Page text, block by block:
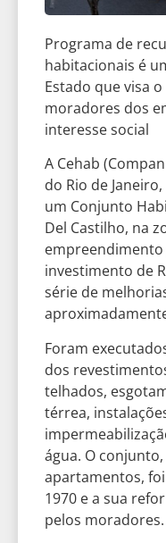
Programa de
habitacionais é
Estado que visa
moradores dos
interesse social
A Cehab
do Rio de
um Conjunto
Del Castilho, na
empreendimento
investimento de
série de
Foram
dos
telhados,
térrea,
água. O
apartamentos,
1970 e a sua
pelos moradores.